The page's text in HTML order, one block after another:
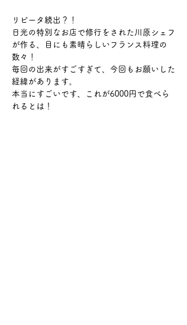
リピータ続出？！
日光の特別なお店で修行をされた川原シェフ
が作る、目にも素晴らしいフランス料理の
数々！
毎回の出来がすごすぎて、今回もお願いした
経緯があります。
本当にすごいです、これが6000円で食べら
れるとは！